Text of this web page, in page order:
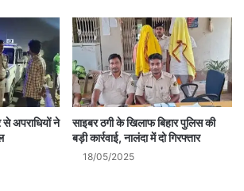
अपराधियों ने
साइबर ठगी के खिलाफ बिहार पुलिस की
बड़ी कार्रवाई, नालंदा में दो गिरफ्तार
18/05/2025